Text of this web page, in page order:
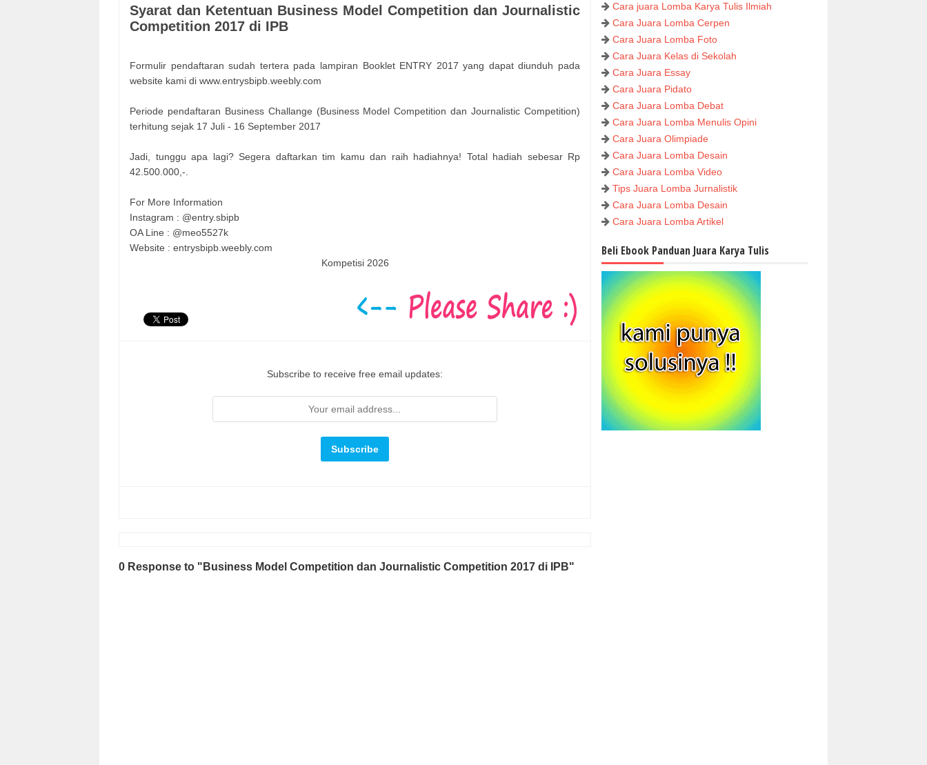
Syarat dan Ketentuan Business Model Competition dan Journalistic
Competition 2017 di IPB
Formulir pendaftaran sudah tertera pada lampiran Booklet ENTRY 2017 yang dapat diunduh pada
website kami di www.entrysbipb.weebly.com
Periode pendaftaran Business Challange (Business Model Competition dan Journalistic Competition)
terhitung sejak 17 Juli - 16 September 2017
Jadi, tunggu apa lagi? Segera daftarkan tim kamu dan raih hadiahnya! Total hadiah sebesar Rp
42.500.000,-.
For More Information
Instagram : @entry.sbipb
OA Line : @meo5527k
Website : entrysbipb.weebly.com
Kompetisi 2026
Subscribe to receive free email updates:
0 Response to "Business Model Competition dan Journalistic Competition 2017 di IPB"
Cara juara Lomba Karya Tulis Ilmiah
Cara Juara Lomba Cerpen
Cara Juara Lomba Foto
Cara Juara Kelas di Sekolah
Cara Juara Essay
Cara Juara Pidato
Cara Juara Lomba Debat
Cara Juara Lomba Menulis Opini
Cara Juara Olimpiade
Cara Juara Lomba Desain
Cara Juara Lomba Video
Tips Juara Lomba Jurnalistik
Cara Juara Lomba Desain
Cara Juara Lomba Artikel
Beli Ebook Panduan Juara Karya Tulis